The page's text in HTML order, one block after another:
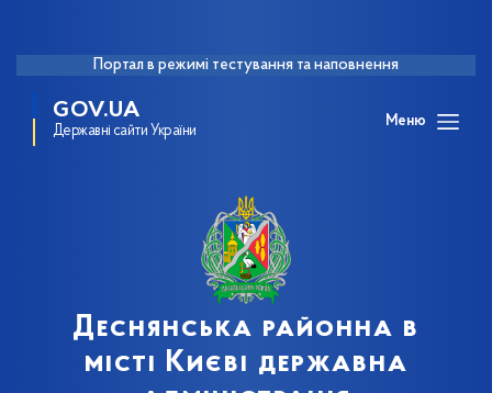
Портал в режимі тестування та наповнення
GOV.UA
Державні сайти України
Меню
Деснянська районна в
місті Києві державна